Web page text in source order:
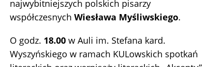
najwybitniejszych polskich pisarzy
współczesnych Wiesława Myśliwskiego.
O godz. 18.00 w Auli im. Stefana kard.
Wyszyńskiego w ramach KULowskich spotkań